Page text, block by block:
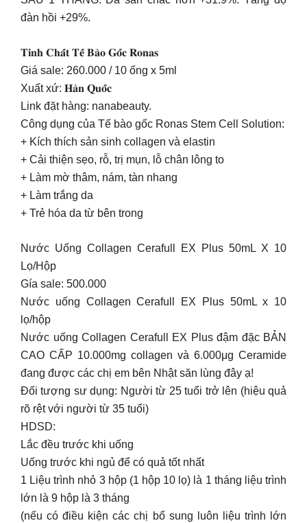
đàn hồi +29%.
𝐓𝐢𝐧𝐡 𝐂𝐡𝐚̂́𝐭 𝐓𝐞̂́ 𝐁𝐚̀𝐨 𝐆𝐨̂́𝐜 𝐑𝐨𝐧𝐚𝐬
Giá sale: 260.000 / 10 ống x 5ml
Xuất xứ: 𝐇𝐚̀𝐧 𝐐𝐮𝐨̂́𝐜
Link đặt hàng: nanabeauty.
Công dụng của Tế bào gốc Ronas Stem Cell Solution:
+ Kích thích sản sinh collagen và elastin
+ Cải thiện sẹo, rỗ, trị mụn, lỗ chân lông to
+ Làm mờ thâm, nám, tàn nhang
+ Làm trắng da
+ Trẻ hóa da từ bên trong
Nước Uống Collagen Cerafull EX Plus 50mL X 10
Lọ/Hộp
Gía sale: 500.000
Nước uống Collagen Cerafull EX Plus 50mL x 10
lọ/hộp
Nước uống Collagen Cerafull EX Plus đậm đặc BẢN
CAO CẤP 10.000mg collagen và 6.000μg Ceramide
đang được các chị em bên Nhật săn lùng đây ạ!
Đối tượng sư dụng: Người từ 25 tuổi trở lên (hiệu quả
rõ rệt với người từ 35 tuổi)
HDSD:
Lắc đều trước khi uống
Uống trước khi ngủ để có quả tốt nhất
1 Liệu trình nhỏ 3 hộp (1 hộp 10 lọ) là 1 tháng liệu trình
lớn là 9 hộp là 3 tháng
(nếu có điều kiện các chị bổ sung luôn liệu trình lớn